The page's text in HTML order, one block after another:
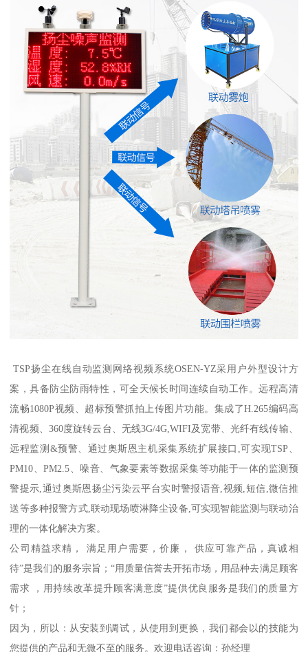
TSP扬尘在线自动监测网络视频系统OSEN-YZ采用户外型设计方
案，具备防尘防雨特性，可全天候长时间连续自动工作。远程高清
流畅1080P视频、超标预警抓拍上传图片功能。集成了H.265编码高
清视频、360度旋转云台、无线3G/4G,WIFI及宽带、光纤有线传输、
远程监测&预警、通过奥斯恩主机采集系统扩展接口,可实现TSP、
PM10、PM2.5、噪音、气象要素等数据采集等功能于一体的监测预
警提示,通过奥斯恩扬尘污染云平台实时警报语音,视频,短信,微信推
送等多种报警方式,联动现场喷淋降尘设备,可实现智能监测与联动治
理的一体化解决方案。
公司精益求精， 满足用户需要，价廉， 供应可靠产品，真诚相
待”是我们的服务宗旨；“用质量信誉去开拓市场，用品种去满足顾客
需求 ，用持续改革提升顾客满意度”提供优良服务是我们的质量方
针；
因为，所以：从安装到调试，从使用到更换，我们都会以的技能为
您提供的产品和无微不至的服务。欢迎电话咨询：孙经理